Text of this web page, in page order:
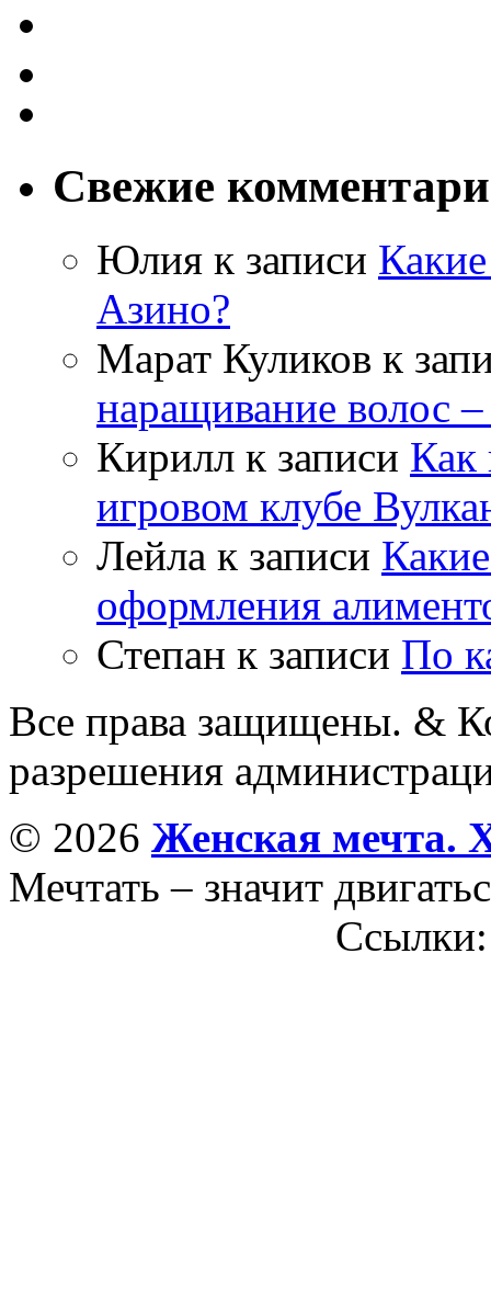
Свежие
Юлия к записи
Азино?
Марат Куликов к
наращивание волос
Кирилл к записи Как
игровом клубе
Лейла к записи
оформления
Степан к записи По
Все права защищены. &
разрешения
© 2026 Женская мечта.
Мечтать – значит